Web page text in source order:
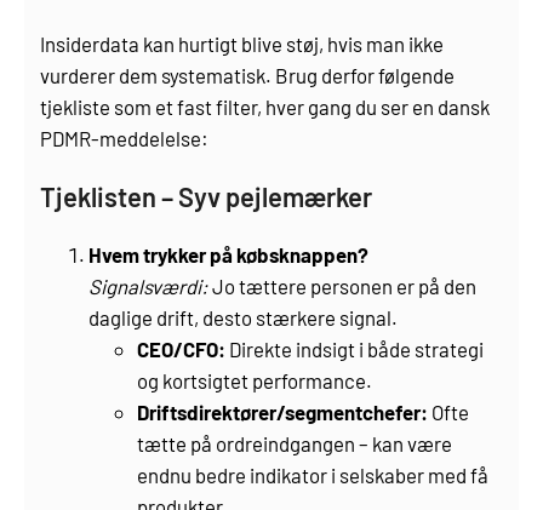
Insiderdata kan hurtigt blive støj, hvis man ikke
vurderer dem systematisk. Brug derfor følgende
tjekliste som et fast filter, hver gang du ser en dansk
PDMR-meddelelse:
Tjeklisten – Syv pejlemærker
Hvem trykker på købsknappen?
Signalsværdi:Jo tættere personen er på den
daglige drift, desto stærkere signal.
CEO/CFO: Direkte indsigt i både strategi
og kortsigtet performance.
Driftsdirektører/segmentchefer: Ofte
tætte på ordre­indgangen – kan være
endnu bedre indikator i selskaber med få